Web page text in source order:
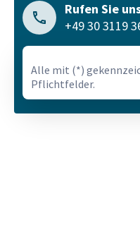
Rufen Sie
+49 30 3119
Alle mit (*)
Pflichtfelder.